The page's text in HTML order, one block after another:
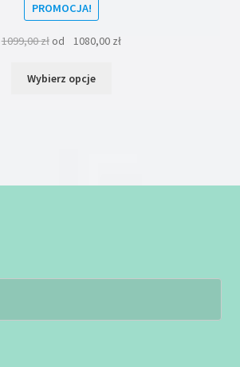
PROMOCJA!
1099,00złod 1080,00 zł
Wybierz opcje